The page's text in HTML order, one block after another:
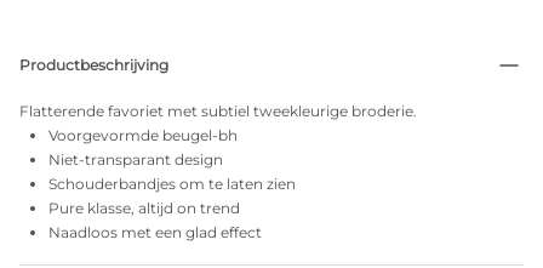
Productbeschrijving
Flatterende favoriet met subtiel tweekleurige broderie.
Voorgevormde beugel-bh
Niet-transparant design
Schouderbandjes om te laten zien
Pure klasse, altijd on trend
Naadloos met een glad effect